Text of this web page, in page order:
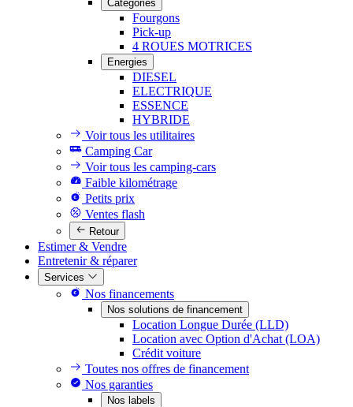
Catégories
Fourgons
Pick-up
4 ROUES MOTRICES
Energies
DIESEL
ELECTRIQUE
ESSENCE
HYBRIDE
Voir tous les utilitaires
Camping Car
Voir tous les camping-cars
Faible kilométrage
Petits prix
Ventes flash
Retour
Estimer & Vendre
Entretenir & réparer
Services
Nos financements
Nos solutions de financement
Location Longue Durée (LLD)
Location avec Option d'Achat (LOA)
Crédit voiture
Toutes nos offres de financement
Nos garanties
Nos labels